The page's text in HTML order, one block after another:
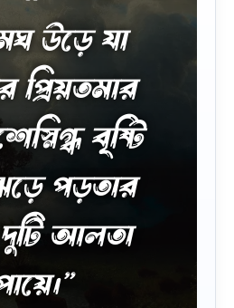
উড়ে যা
বৃষ্টি
পড়তার
আলতা